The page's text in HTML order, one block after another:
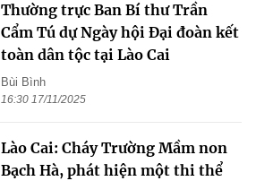
Thường trực Ban Bí thư Trần
Cẩm Tú dự Ngày hội Đại đoàn kết
toàn dân tộc tại Lào Cai
Bùi Bình
16:30 17/11/2025
Lào Cai: Cháy Trường Mầm non
Bạch Hà, phát hiện một thi thể